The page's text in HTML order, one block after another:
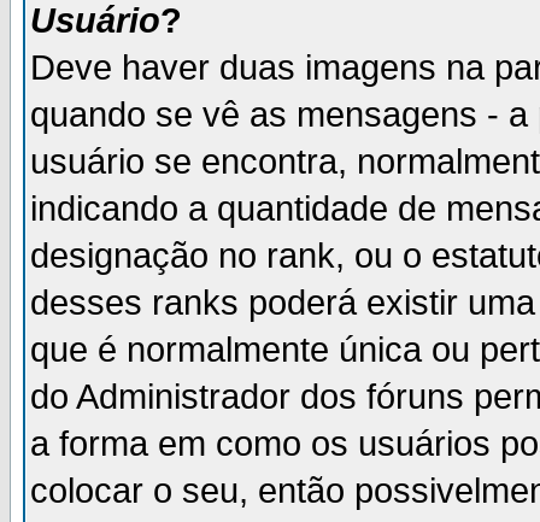
Usuário?
Deve haver duas imagens na
quando se vê as mensagens -
usuário se encontra,
indicando a quantidade de
designação no rank, ou o
desses ranks poderá existir
que é normalmente única ou
do Administrador dos fóruns
a forma em como os usuários
colocar o seu, então